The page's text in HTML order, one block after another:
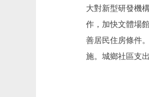
大對新型研發機
作，加快文體場
善居民住房條件
施。城鄉社區支